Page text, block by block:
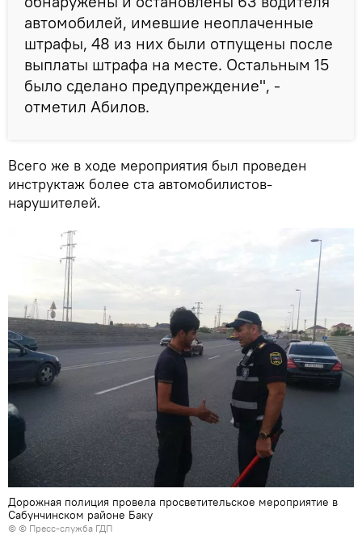
автомобилей, имевшие неоплаченные
штрафы, 48 из них были отпущены после
выплаты штрафа на месте. Остальным 15
было сделано предупреждение", -
отметил Абилов.
Всего же в ходе мероприятия был проведен
инструктаж более ста автомобилистов-
нарушителей.
Дорожная полиция провела просветительское мероприятие в
Сабунчинском районе Баку
© © Пресс-служба ГДП